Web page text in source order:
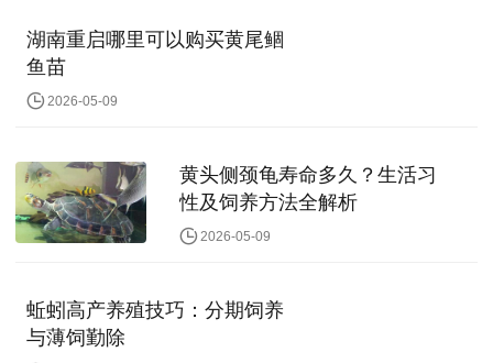
湖南重启哪里可以购买黄尾鲴
鱼苗
2026-05-09
黄头侧颈龟寿命多久？生活习
性及饲养方法全解析
2026-05-09
蚯蚓高产养殖技巧：分期饲养
与薄饲勤除